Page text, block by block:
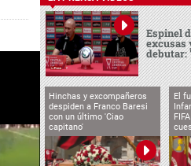
Espinel
excusas
debutar:
Hinchas y excompañeros
despiden a Franco Baresi
con un último 'Ciao
capitano'
El